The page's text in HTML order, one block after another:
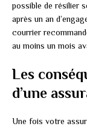
possible de résilier
après un an
courrier
au moins un mois
Les
d’une
Une fois votre